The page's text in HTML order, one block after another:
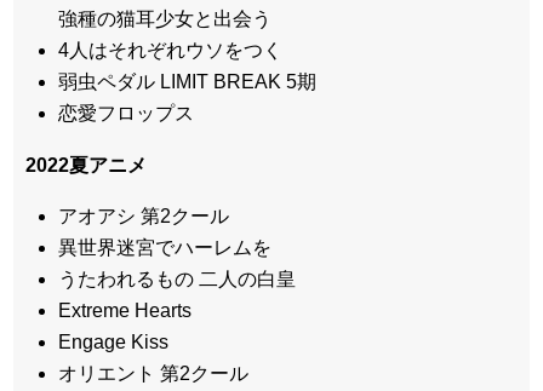
強種の猫耳少女と出会う
4人はそれぞれウソをつく
弱虫ペダル LIMIT BREAK 5期
恋愛フロップス
2022夏アニメ
アオアシ 第2クール
異世界迷宮でハーレムを
うたわれるもの 二人の白皇
Extreme Hearts
Engage Kiss
オリエント 第2クール